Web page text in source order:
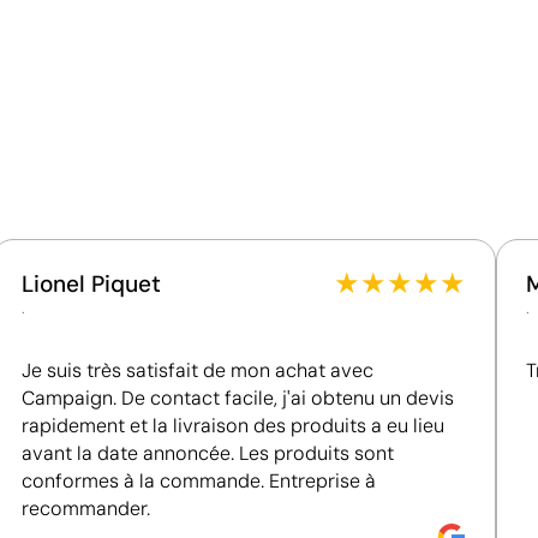
Position: zone 3
Size: 40 x 8 mm
Tampographie:maximum 1
couleur
Bronze, se situant parmi les 35 % des meilleures
entreprises en matière de performance ESG.
Fournisseur certifié ISO 14001, attestant d'un
Lionel Piquet
.
★★★★★
Je suis très satisfait de mon achat avec
Campaign. De contact facile, j'ai obtenu un devis
rapidement et la livraison des produits a eu lieu
avant la date annoncée. Les produits sont
conformes à la commande. Entreprise à
recommander.
.